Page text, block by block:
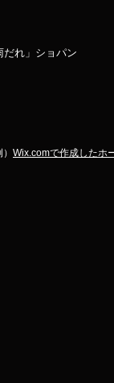
れ」ショパン
Wix.comで作成したホ